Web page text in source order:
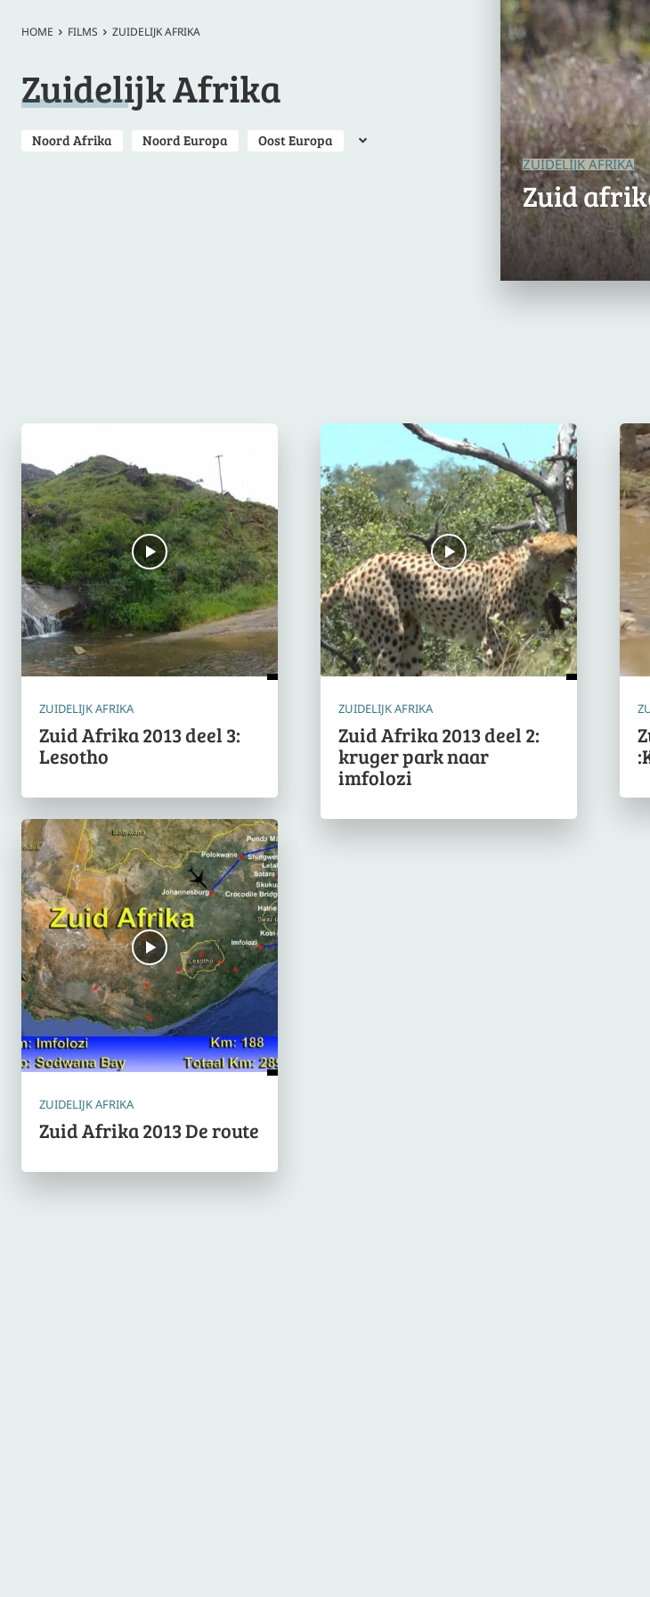
HOME FILMS ZUIDELIJK AFRIKA
Zuidelijk Afrika
Noord Afrika Noord Europa
Oost Europa
ZUIDELIJK AFRIKA
Zuid
ZUIDELIJK AFRIKA
Zuid Afrika 2013 deel 3:
Lesotho
ZUIDELIJK AFRIKA
Zuid Afrika 2013 deel 2:
kruger park naar
imfolozi
ZUIDELIJK AFRIKA
Zuid Afrika 2013 De route